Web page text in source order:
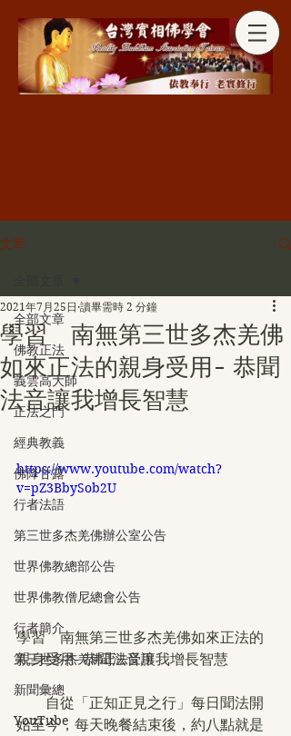
分享
文章
全部文章
佛教正法
義雲高大師
正法之門
經典教義
佛降甘露
行者法語
第三世多杰羌佛辦公室公告
世界佛教總部公告
世界佛教僧尼總會公告
行者簡介
第三世多杰羌佛正法受用
新聞彙總
YouTube
學習 南無第三世多杰羌佛
如來正法的親身受用- 恭聞
法音讓我增長智慧
2021年7月25日 讀畢需時 2 分鐘
https://www.youtube.com/watch?
v=pZ3BbySob2U
學習　南無第三世多杰羌佛如來正法的
親身受用- 恭聞法音讓我增長智慧
自從「正知正見之行」每日聞法開
始至今，每天晚餐結束後，約八點就是